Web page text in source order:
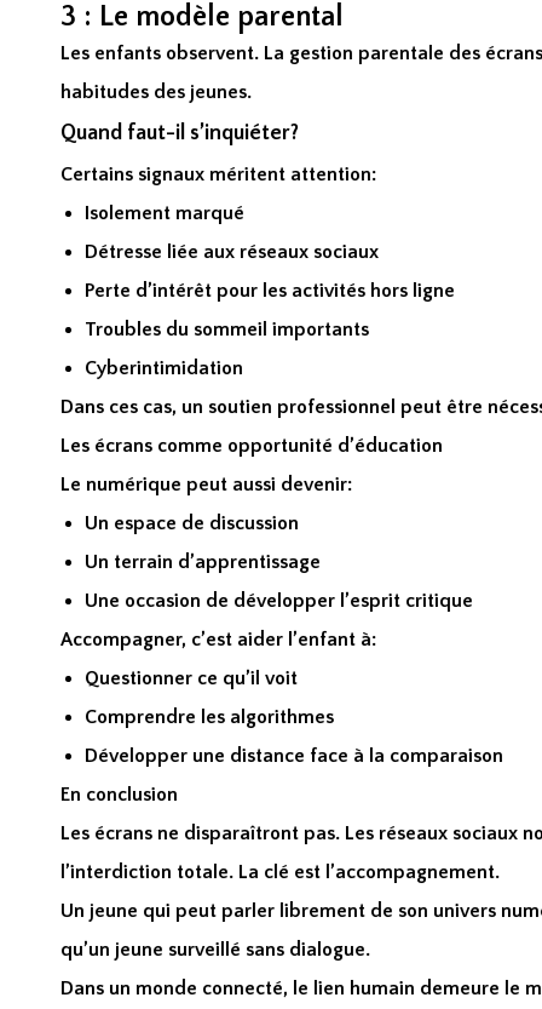
3 : Le modèle parental
Les enfants observent. La gestion parentale des
habitudes des jeunes.
Quand faut-il s’inquiéter?
Certains signaux méritent attention:
Isolement marqué
Détresse liée aux réseaux sociaux
Perte d’intérêt pour les activités hors ligne
Troubles du sommeil importants
Cyberintimidation
Dans ces cas, un soutien professionnel peut être
Les écrans comme opportunité d’éducation
Le numérique peut aussi devenir:
Un espace de discussion
Un terrain d’apprentissage
Une occasion de développer l’esprit critique
Accompagner, c’est aider l’enfant à:
Questionner ce qu’il voit
Comprendre les algorithmes
Développer une distance face à la comparaison
En conclusion
Les écrans ne disparaîtront pas. Les réseaux sociaux
l’interdiction totale. La clé est l’accompagnement.
Un jeune qui peut parler librement de son univers
qu’un jeune surveillé sans dialogue.
Dans un monde connecté, le lien humain demeure le